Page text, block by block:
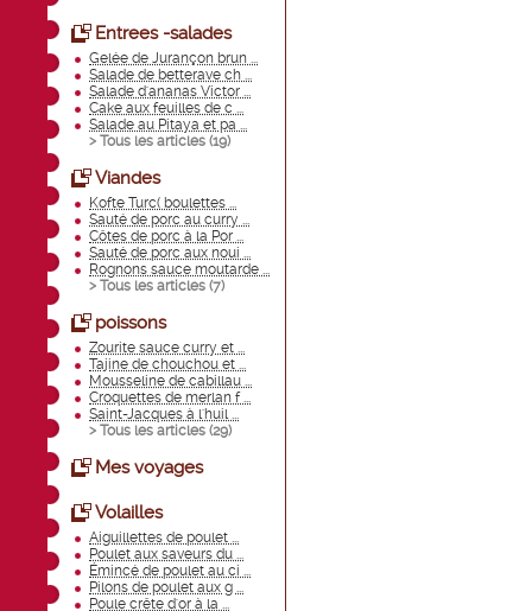
Entrees -salades
Gelée de Jurançon brun ...
Salade de betterave ch ...
Salade d'ananas Victor ...
Cake aux feuilles de c ...
Salade au Pitaya et pa ...
> Tous les articles (19)
Viandes
Kofte Turc( boulettes ...
Sauté de porc au curry ...
Côtes de porc à la Por ...
Sauté de porc aux noui ...
Rognons sauce moutarde ...
> Tous les articles (7)
poissons
Zourite sauce curry et ...
Tajine de chouchou et ...
Mousseline de cabillau ...
Croquettes de merlan f ...
Saint-Jacques à l'huil ...
> Tous les articles (29)
Mes voyages
Volailles
Aiguillettes de poulet ...
Poulet aux saveurs du ...
Émincé de poulet au ci ...
Pilons de poulet aux g ...
Poule crête d'or à la ...